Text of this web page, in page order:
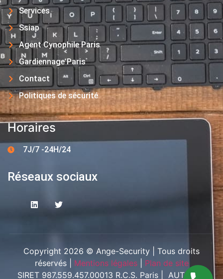
Services
Ssiap
Agent Cynophile Paris
Gardiennage Paris
Contact
Politiques de sécurité
Horaires
7J/7 -24H/24
Réseaux sociaux
Copyright 2026 © Ange-Security | Tous droits
réservés | Mentions légales| Plan de site
SIRET 987.559.457.00013 R.C.S. Paris | AUT-094-